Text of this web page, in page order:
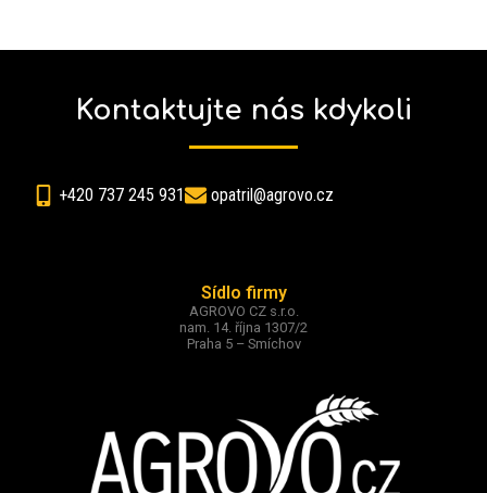
Kontaktujte nás kdykoli
+420 737 245 931 opatril@agrovo.cz
Sídlo firmy
AGROVO CZ s.r.o.
nam. 14. října 1307/2
Praha 5 – Smíchov